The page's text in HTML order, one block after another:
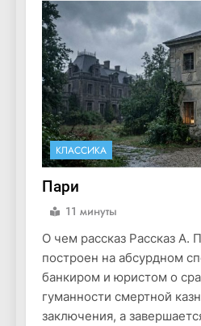
КЛАССИКА
Пари
11 минуты
О чем рассказ Рассказ А.
построен на абсурдном
банкиром и юристом о
гуманности смертной
заключения, а